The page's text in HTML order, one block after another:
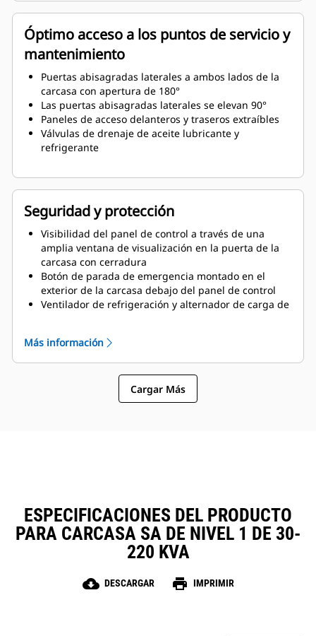
Óptimo acceso a los puntos de servicio y
mantenimiento
Puertas abisagradas laterales a ambos lados de la
carcasa con apertura de 180°
Las puertas abisagradas laterales se elevan 90°
Paneles de acceso delanteros y traseros extraíbles
Válvulas de drenaje de aceite lubricante y
refrigerante
Seguridad y protección
Visibilidad del panel de control a través de una
amplia ventana de visualización en la puerta de la
carcasa con cerradura
Botón de parada de emergencia montado en el
exterior de la carcasa debajo del panel de control
Ventilador de refrigeración y alternador de carga de
puede llegar a través de puertas de acceso con
cerradura
Sistema de silenciamiento de escape totalmente
cerrado para garantizar la seguridad del operador
Más información
Cargar Más
ESPECIFICACIONES DEL PRODUCTO
PARA CARCASA SA DE NIVEL 1 DE 30-
220 KVA
cloud_download DESCARGAR print IMPRIMIR